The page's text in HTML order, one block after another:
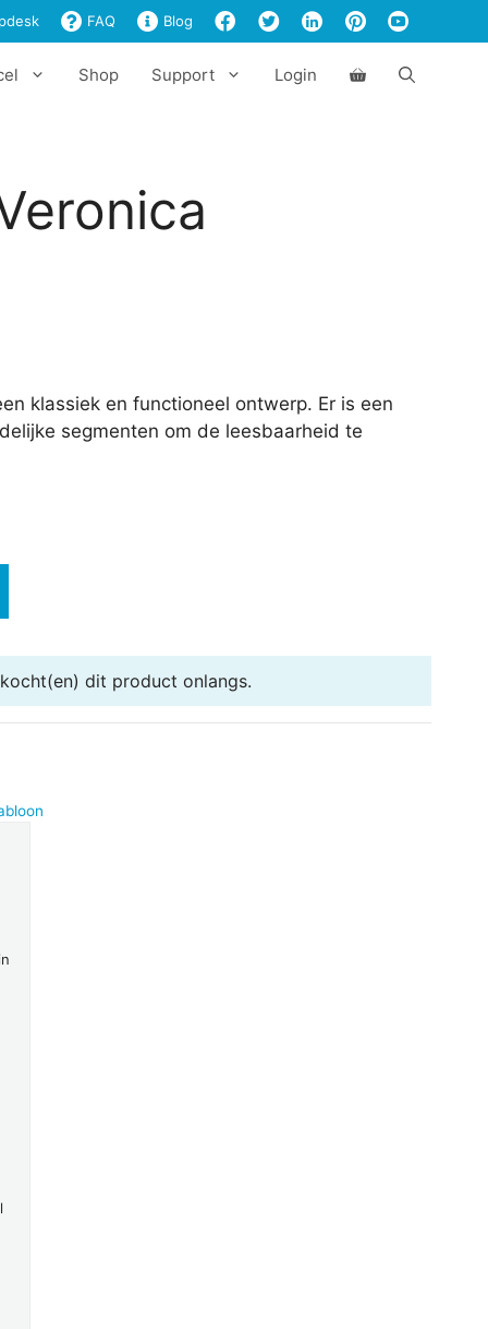
FAQ Blog
Shop Support Login
klassiek en functioneel ontwerp. Er is een
segmenten om de leesbaarheid te
dit product onlangs.
Veronica
aantal